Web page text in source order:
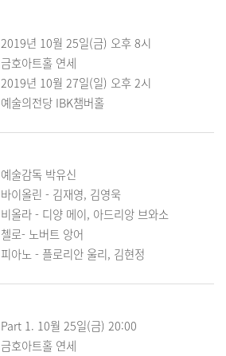
2019년 10월 25일(금) 오후 8시
금호아트홀 연세
2019년 10월 27일(일) 오후 2시
예술의전당 IBK챔버홀
예술감독 박유신
바이올린 - 김재영, 김영욱
비올라 - 디양 메이, 아드리앙 브와소
첼로- 노버트 앙어
피아노 - 플로리안 울리, 김현정
Part 1. 10월 25일(금) 20:00
금호아트홀 연세